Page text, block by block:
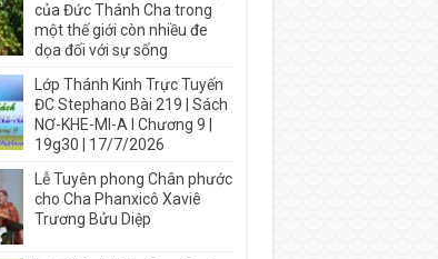
của Đức Thánh Cha trong
một thế giới còn nhiều đe
dọa đối với sự sống
Lớp Thánh Kinh Trực Tuyến
ĐC Stephano Bài 219 | Sách
NƠ-KHE-MI-A I Chương 9 |
19g30 | 17/7/2026
Lễ Tuyên phong Chân phước
cho Cha Phanxicô Xaviê
Trương Bửu Diệp